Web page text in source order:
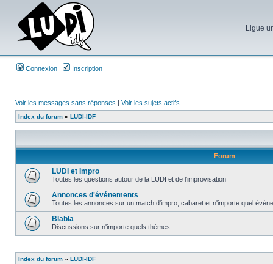
Ligue
Connexion Inscription
Voir les messages sans réponses | Voir les sujets actifs
Index du forum » LUDI-IDF
Forum
LUDI et Impro
Toutes les questions autour de la LUDI et de l'improvisation
Annonces d'événements
Toutes les annonces sur un match d'impro, cabaret et n'importe quel
Blabla
Discussions sur n'importe quels thèmes
Index du forum » LUDI-IDF